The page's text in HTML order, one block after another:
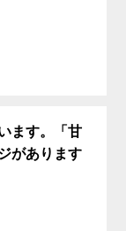
ます。「甘
があります